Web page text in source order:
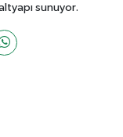
sunuyor.